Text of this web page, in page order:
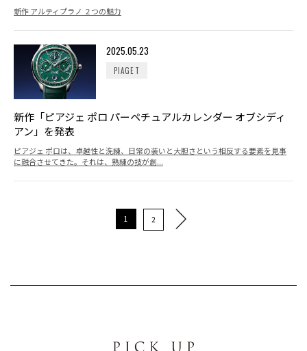
新作 アルティプラノ ２つの魅力
2025.05.23
PIAGET
新作「ピアジェ ポロ パーペチュアルカレンダー オブシディ
アン」を発表
ピアジェ ポロは、卓越性と洗練、日常の装いと大胆さという相反する要素を見事
に融合させてきた。それは、熟練の技が創...
1 2